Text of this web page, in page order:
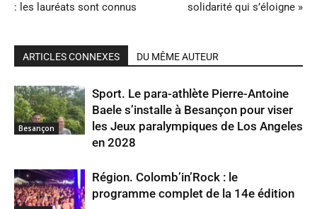
: les lauréats sont connus
solidarité qui s’éloigne »
ARTICLES CONNEXES DU MÊME AUTEUR
Besançon
Sport. Le para-athlète Pierre-Antoine
Baele s’installe à Besançon pour viser
les Jeux paralympiques de Los Angeles
en 2028
Région. Colomb’in’Rock : le
programme complet de la 14e édition